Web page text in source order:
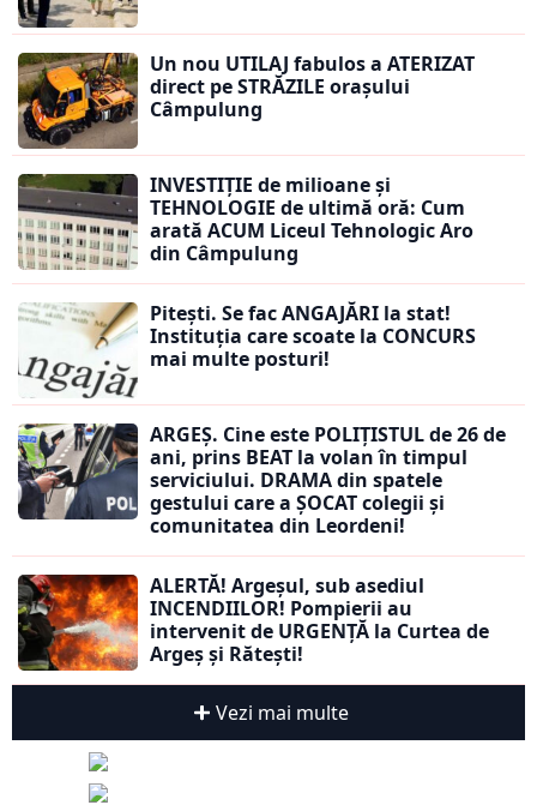
Un nou UTILAJ fabulos a ATERIZAT
direct pe STRĂZILE orașului
Câmpulung
INVESTIȚIE de milioane și
TEHNOLOGIE de ultimă oră: Cum
arată ACUM Liceul Tehnologic Aro
din Câmpulung
Pitești. Se fac ANGAJĂRI la stat!
Instituția care scoate la CONCURS
mai multe posturi!
ARGEȘ. Cine este POLIȚISTUL de 26 de
ani, prins BEAT la volan în timpul
serviciului. DRAMA din spatele
gestului care a ȘOCAT colegii și
comunitatea din Leordeni!
ALERTĂ! Argeșul, sub asediul
INCENDIILOR! Pompierii au
intervenit de URGENȚĂ la Curtea de
Argeș și Rătești!
Vezi mai multe